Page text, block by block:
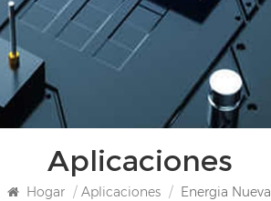
Aplicaciones
Hogar / Aplicaciones / Energia Nueva